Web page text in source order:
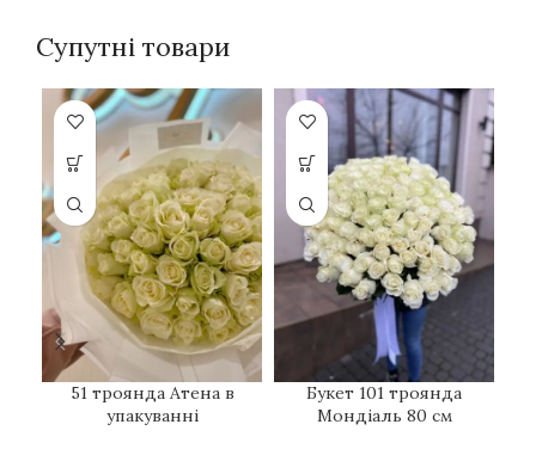
Супутні товари
51 троянда Атена в
упакуванні
Букет 101 троянда
Мондіаль 80 см